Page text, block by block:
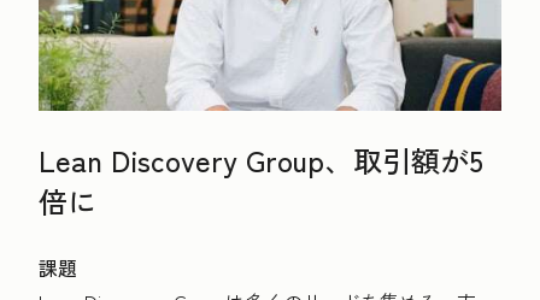
Lean Discovery Group、取引額が5
倍に
課題